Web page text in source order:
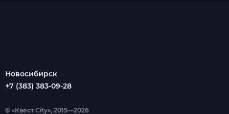
Новосибирск
+7 (383) 383-09-28
© «Квест City», 2015—2026